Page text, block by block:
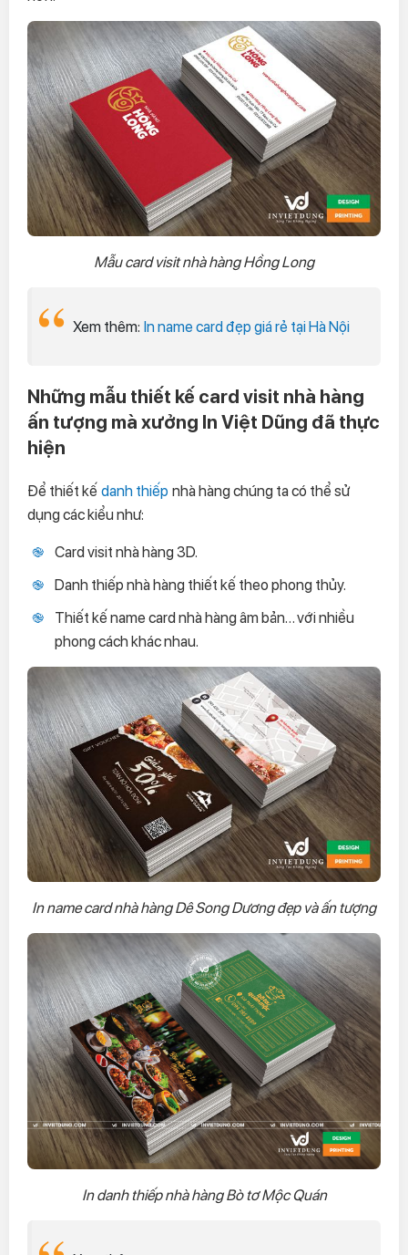
Mẫu card visit nhà hàng Hồng Long
Xem thêm: In name card đẹp giá rẻ tại Hà Nội
Những mẫu thiết kế card visit nhà hàng
ấn tượng mà xưởng In Việt Dũng đã thực
hiện
Để thiết kế danh thiếp nhà hàng chúng ta có thể sử
dụng các kiểu như:
Card visit nhà hàng 3D.
Danh thiếp nhà hàng thiết kế theo phong thủy.
Thiết kế name card nhà hàng âm bản… với nhiều
phong cách khác nhau.
In name card nhà hàng Dê Song Dương đẹp và ấn tượng
In danh thiếp nhà hàng Bò tơ Mộc Quán